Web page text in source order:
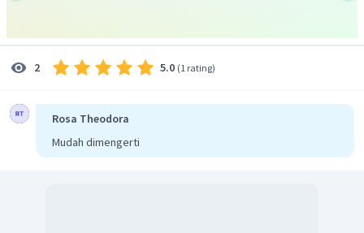
2. Untuk
, berlaku
grafik dari fungsi
sebagai berikut :
2 5.0 (1 rating)
Rosa Theodora
Mudah dimengerti